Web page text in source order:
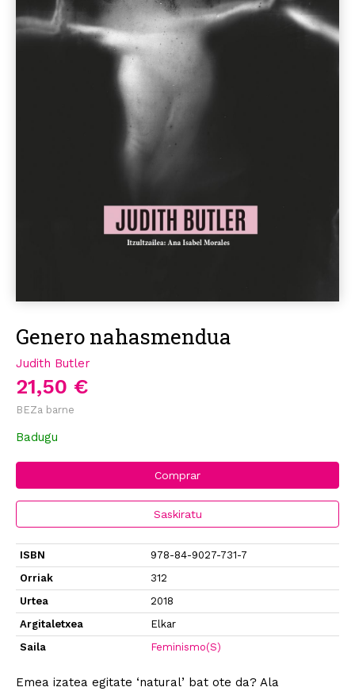
Genero nahasmendua
Judith Butler
21,50 €
BEZa barne
Badugu
Comprar
Saskiratu
ISBN
978-84-9027-731-7
Orriak
312
Urtea
2018
Argitaletxea
Elkar
Saila
Feminismo(S)
Emea izatea egitate ‘natural’ bat ote da? Ala